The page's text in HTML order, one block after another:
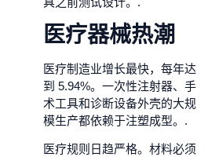
医疗器械热潮
医疗制造业增长最快，每年达
到 5.94%。一次性注射器、手
术工具和诊断设备外壳的大规
模生产都依赖于注塑成型。.
医疗规则日趋严格。材料必须